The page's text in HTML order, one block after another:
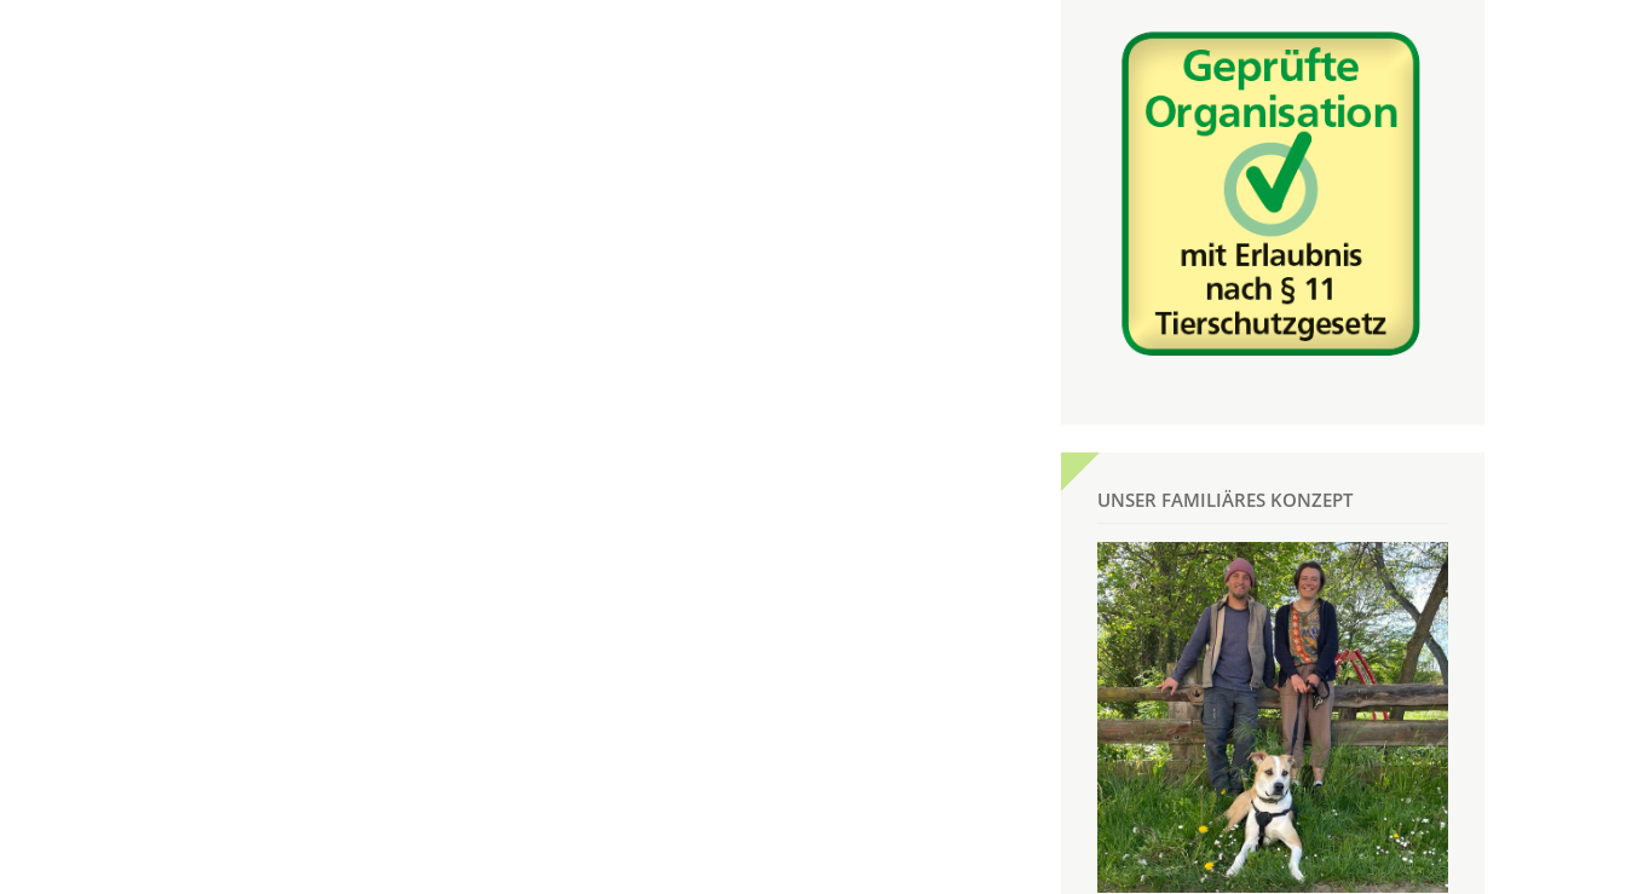
UNSER FAMILIÄRES KONZEPT